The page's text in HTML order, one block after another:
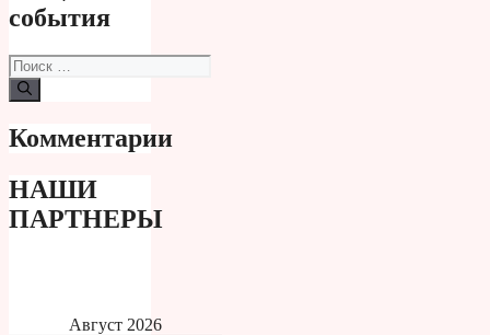
события
Поиск:
Комментарии
НАШИ
ПАРТНЕРЫ
Август 2026